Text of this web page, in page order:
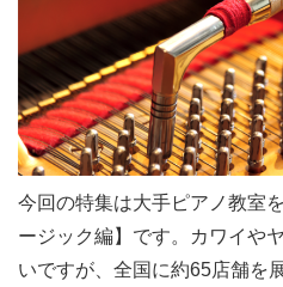
今回の特集は大手ピアノ教室
ージック‎編】です。カワイや
いですが、全国に約65店舗を